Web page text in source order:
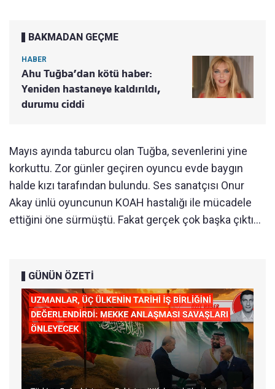
BAKMADAN GEÇME
HABER
Ahu Tuğba’dan kötü haber:
Yeniden hastaneye kaldırıldı,
durumu ciddi
Mayıs ayında taburcu olan Tuğba, sevenlerini yine
korkuttu. Zor günler geçiren oyuncu evde baygın
halde kızı tarafından bulundu. Ses sanatçısı Onur
Akay ünlü oyuncunun KOAH hastalığı ile mücadele
ettiğini öne sürmüştü. Fakat gerçek çok başka çıktı...
GÜNÜN ÖZETİ